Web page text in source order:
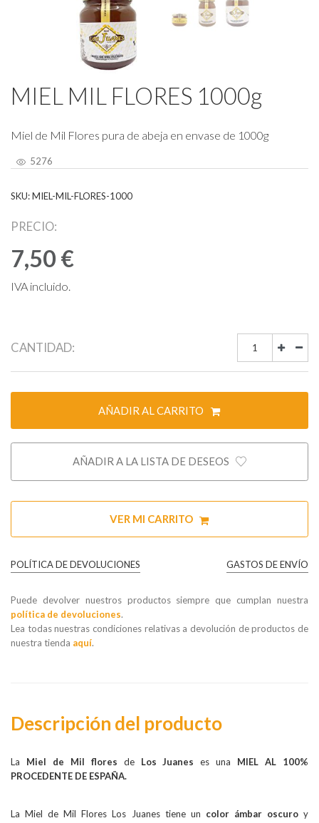
MIEL MIL FLORES 1000g
Miel de Mil Flores pura de abeja en envase de 1000g
5276
SKU: MIEL-MIL-FLORES-1000
PRECIO:
7,50 €
IVA incluido.
CANTIDAD:
AÑADIR AL CARRITO
AÑADIR A LA LISTA DE DESEOS
VER MI CARRITO
POLÍTICA DE DEVOLUCIONES GASTOS DE ENVÍO
Puede devolver nuestros productos siempre que cumplan nuestra
política de devoluciones.
Lea todas nuestras condiciones relativas a devolución de productos de
nuestra tienda aquí.
Descripción del producto
La Miel de Mil flores de Los Juanes es una MIEL AL 100%
PROCEDENTE DE ESPAÑA.
LaMiel de Mil FloresLos Juanes tieneun color ámbar oscuroy